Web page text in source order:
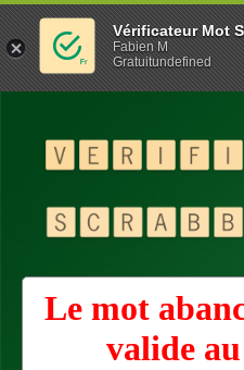
Le mot
valide au
Vérificateur Mot
Fabien M
Gratuitundefined